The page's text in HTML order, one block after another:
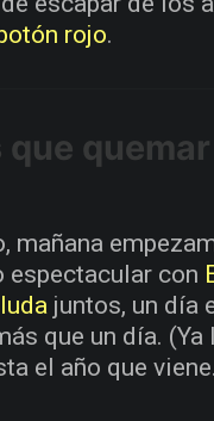
rojo.
que quemar
mañana
espectacular con
juntos, un día
que un día. (Ya
el año que viene.